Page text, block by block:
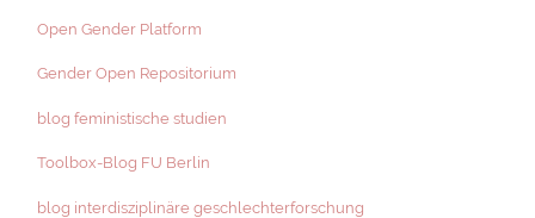
Open Gender Platform
Gender Open Repositorium
blog feministische studien
Toolbox-Blog FU Berlin
blog interdisziplinäre geschlechterforschung